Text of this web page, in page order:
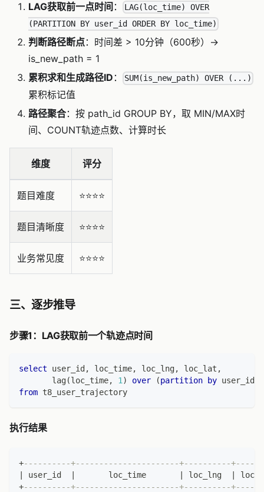
LAG获取前一点时间 ：
LAG(loc_time) OVER
(PARTITION BY user_id ORDER BY loc_time)
判断路径断点：时间差 > 10分钟（600秒）→
is_new_path = 1
累积求和生成路径ID ： SUM(is_new_path) OVER (...)
累积标记值
路径聚合：按 path_id GROUP BY，取 MIN/MAX时
间、COUNT轨迹点数、计算时长
维度 评分
题目难度 ⭐️⭐️⭐️⭐️
题目清晰度 ⭐️⭐️⭐️⭐️
业务常见度 ⭐️⭐️⭐️⭐️
三、逐步推导
步骤1：LAG获取前一个轨迹点时间
select user_id, loc_time, loc_lng, loc_lat ,
       lag
(loc_time, 1 ) over (partition by user_id
from t8_user_trajectory
执行结果
+----------+----------------------+----------
|
user_id |
       loc_time
| loc_lng |
+----------+----------------------+----------